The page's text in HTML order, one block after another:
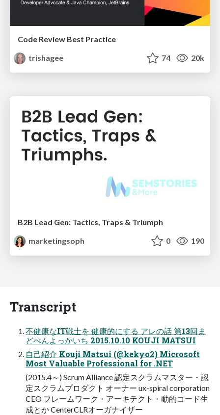
Code Review Best Practice
trishagee
74 20k
B2B Lead Gen: Tactics, Traps & Triumph
marketingsoph
0 190
Transcript
不健康なIT戦士を 健康的にする アレの話 第13回ま
どべんよっかいち 2015.10.10 KOUJI MATSUI
自己紹介 Kouji Matsui (@kekyo2) Microsoft
Most Valuable Professional for .NET
(2015.4～) Scrum Alliance 認定スクラムマスター・認
定スクラムプロダクト オーナー ux-spiral corporation
CEO フレームワーク・アーキテクト・動的コード生
成とか CenterCLRオーガナイザー